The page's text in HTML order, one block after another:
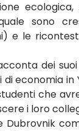
sono
e le
dei
economia
che
i loro